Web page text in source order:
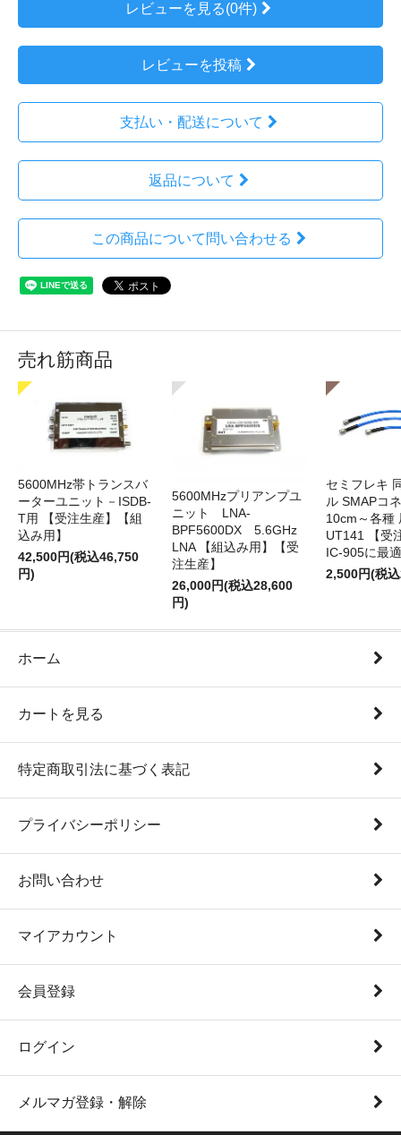
レビューを見る(0件)
レビューを投稿
支払い・配送について
返品について
この商品について問い合わせる
売れ筋商品
5600MHz帯トランスバ
ーターユニット－ISDB-
T用 【受注生産】【組
込み用】
42,500円(税込46,750
円)
5600MHzプリアンプユ
ニット LNA-
BPF5600DX 5.6GHz
LNA 【組込み用】【受
注生産】
26,000円(税込28,600
円)
セミフレキ
ル SMAPコ
10cm～各種
UT141 【
IC-905に最適
2,500円(税
ホーム
カートを見る
特定商取引法に基づく表記
プライバシーポリシー
お問い合わせ
マイアカウント
会員登録
ログイン
メルマガ登録・解除